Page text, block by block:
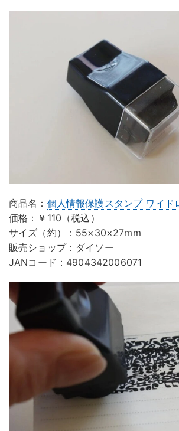
商品名： 個人情報保護スタンプ ワイド
価格：￥110（税込）
サイズ（約）：55×30×27mm
販売ショップ：ダイソー
JANコード：4904342006071